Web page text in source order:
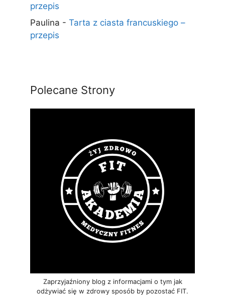
przepis
Paulina - Tarta z ciasta francuskiego –
przepis
Polecane Strony
Zaprzyjaźniony blog z informacjami o tym jak
odżywiać się w zdrowy sposób by pozostać FIT.